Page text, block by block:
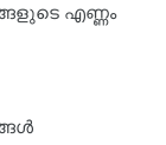
എണ്ണം